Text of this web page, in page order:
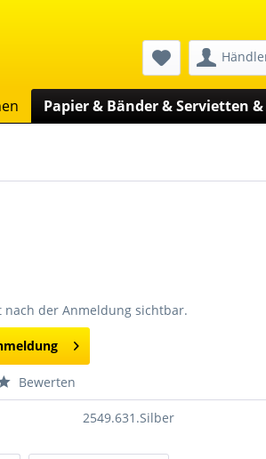
Papier & Bänder & Servietten
nach der Anmeldung sichtbar.
Bewerten
2549.631.Silber